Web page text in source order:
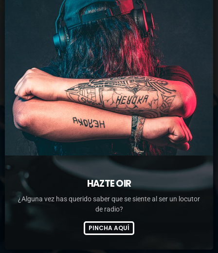
HAZTE OIR
¿Alguna vez has querido saber que se siente al ser un locutor
de radio?
PINCHA AQUÍ